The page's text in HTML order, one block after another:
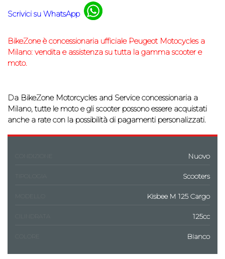
Scrivici su WhatsApp
BikeZone è concessionaria ufficiale Peugeot Motocyclesa
Milano: vendita e assistenza su tutta la gamma scooter e
moto.
Da BikeZone Motorcycles and Service concessionaria a
Milano, tutte le moto e gli scooter possono essere acquistati
anche a rate con la possibilità di pagamenti personalizzati.
Nuovo
Scooters
Kisbee M 125 Cargo
125cc
Bianco